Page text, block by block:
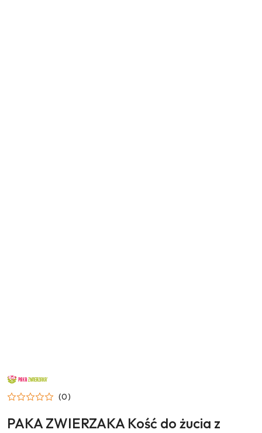
NAZWA
PRODUCENTA:
PAKA
ZWIERZAKA (0)
PAKA ZWIERZAKA Kość do żucia z